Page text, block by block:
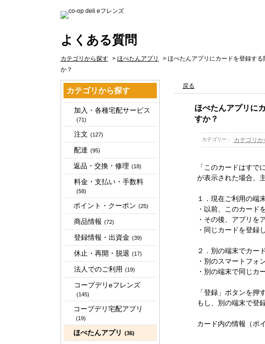
よくある質問
カテゴリから探す > ほぺたんアプリ > ほぺたんアプリにカードを登録す
か？
カテゴリから探す
加入・各種宅配サービス
(71)
注文 (127)
配達 (95)
返品・交換・修理 (18)
料金・支払い・手数料
(58)
ポイント・クーポン (25)
商品情報 (72)
登録情報・出資金 (39)
休止・再開・脱退 (17)
法人でのご利用 (19)
コープデリeフレンズ
(145)
コープデリ宅配アプリ
(19)
ほぺたんアプリ (36)
戻る
ほぺたんアプリに
すか？
カテゴリー : カテゴリか
「このカードはす
が表示された場合、
１．現在ご利用の端
・以前、このカード
・その後、アプリを
・同じカードを登録
２．別の端末でカー
・別のスマートフォ
・別の端末で同じカ
「登録」ボタンを押
もし、別の端末で登
カード内の情報（ポ